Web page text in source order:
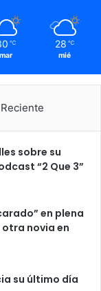
℃
mar
28 ℃
mié
Reciente
sobre su
“2 Que 3”
en plena
novia en
su último día